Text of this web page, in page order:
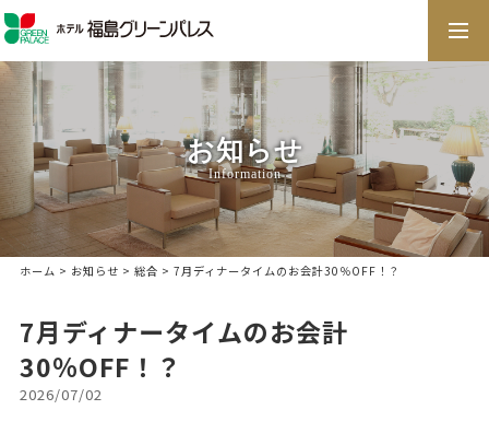
お知らせ
Information
ホーム > お知らせ > 総合 > 7月ディナータイムのお会計30％OFF！？
7月ディナータイムのお会計
30％OFF！？
2026/07/02